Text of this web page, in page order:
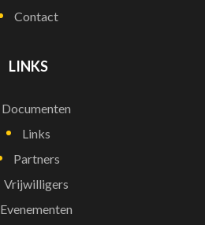
Contact
LINKS
Documenten
Links
Partners
Vrijwilligers
Evenementen